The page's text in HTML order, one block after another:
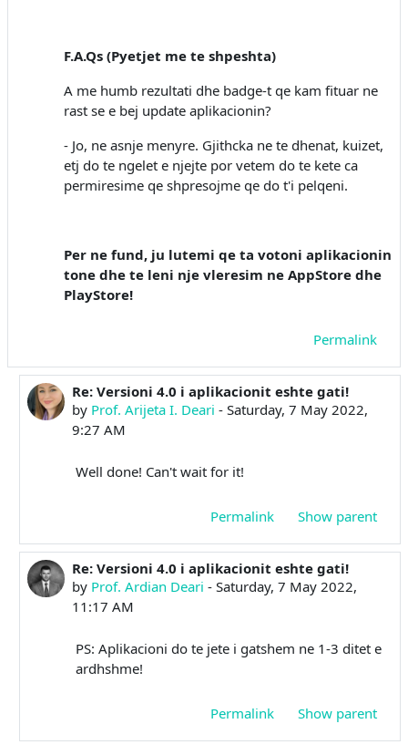
F.A.Qs (Pyetjet me te shpeshta)
A me humb rezultati dhe badge-t qe kam fituar ne
rast se e bej update aplikacionin?
- Jo, ne asnje menyre. Gjithcka ne te dhenat, kuizet,
etj do te ngelet e njejte por vetem do te kete ca
permiresime qe shpresojme qe do t'i pelqeni.
Per ne fund, ju lutemi qe ta votoni aplikacionin
tone dhe te leni nje vleresim ne AppStore dhe
PlayStore!
Permalink
In reply to Prof. Ardian Deari
Re: Versioni 4.0 i aplikacionit eshte gati!
by Prof. Arijeta I. Deari - Saturday, 7 May 2022,
9:27 AM
Well done! Can't wait for it!
Permalink Show parent
In reply to Prof. Ardian Deari
Re: Versioni 4.0 i aplikacionit eshte gati!
by Prof. Ardian Deari -Saturday, 7 May 2022,
11:17 AM
PS: Aplikacioni do te jete i gatshem ne 1-3 ditet e
ardhshme!
Permalink Show parent